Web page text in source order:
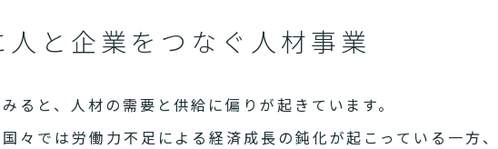
と企業をつなぐ人材事業
ると、人材の需要と供給に偏りが起きています。
々では労働力不足による経済成長の鈍化が起こっている一方、